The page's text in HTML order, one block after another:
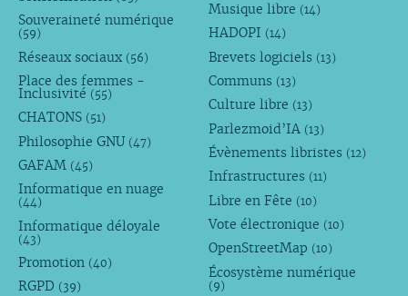
Souveraineté numérique
(59)
Réseaux sociaux (56)
Place des femmes -
Inclusivité (55)
CHATONS (51)
Philosophie GNU (47)
GAFAM (45)
Informatique en nuage
(44)
Informatique déloyale
(43)
Promotion (40)
RGPD (39)
Musique libre (14)
HADOPI (14)
Brevets logiciels (13)
Communs (13)
Culture libre (13)
Parlezmoid’IA (13)
Évènements libristes (12)
Infrastructures (11)
Libre en Fête (10)
Vote électronique (10)
OpenStreetMap (10)
Écosystème numérique
(9)